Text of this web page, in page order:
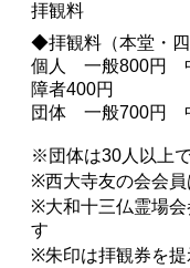
拝観料
◆拝観料（本堂・
個人 一般800円
障者400円
団体 一般700円
※団体は30人以上
※西大寺友の会会員
※大和十三仏霊場会
す
※朱印は拝観券を提